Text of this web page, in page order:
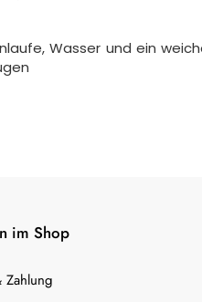
Wasser und ein
im Shop
Zahlung